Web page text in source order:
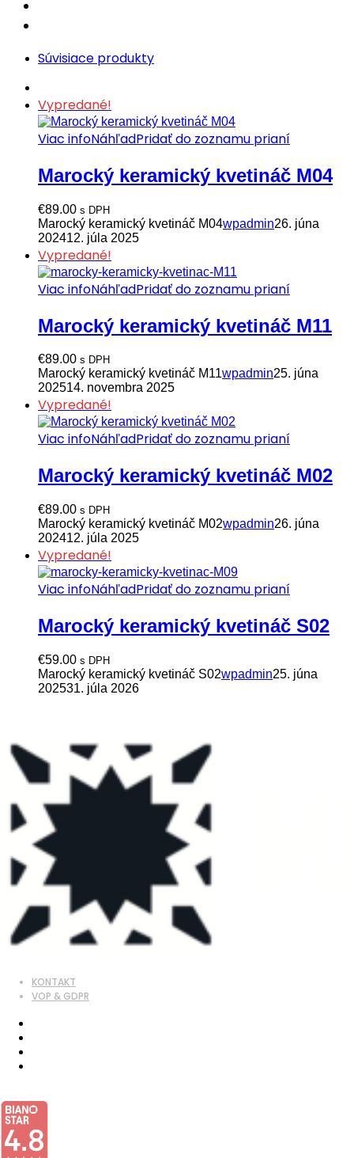
Súvisiace produkty
Vypredané!
Viac infoNáhľadPridať do zoznamu prianí
Marocký keramický kvetináč M04
€89.00 s DPH
Marocký keramický kvetináč M04wpadmin26. júna
202412. júla 2025
Vypredané!
Viac infoNáhľadPridať do zoznamu prianí
Marocký keramický kvetináč M11
€89.00 s DPH
Marocký keramický kvetináč M11wpadmin25. júna
202514. novembra 2025
Vypredané!
Viac infoNáhľadPridať do zoznamu prianí
Marocký keramický kvetináč M02
€89.00 s DPH
Marocký keramický kvetináč M02wpadmin26. júna
202412. júla 2025
Vypredané!
Viac infoNáhľadPridať do zoznamu prianí
Marocký keramický kvetináč S02
€59.00 s DPH
Marocký keramický kvetináč S02wpadmin25. júna
202531. júla 2026
KONTAKT
VOP & GDPR